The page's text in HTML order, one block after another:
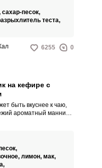
содержится
витаминов и
необходимых
сахар-песок,
теста,
6255 0
на кефире с
быть вкуснее к чаю,
ароматный манник с
лимон, мак,